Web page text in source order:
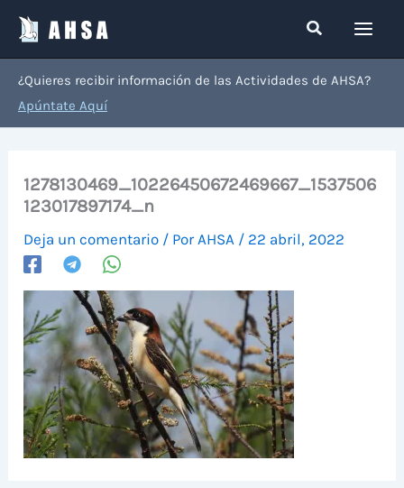
contenido
Buscar
¿Quieres recibir información de las Actividades de AHSA?
Apúntate Aquí
1278130469_10226450672469667_1537506
123017897174_n
Deja un comentario / Por AHSA / 22 abril, 2022